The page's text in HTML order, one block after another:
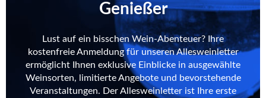
Genießer
Lust auf ein bisschen Wein-Abenteuer? Ihre
kostenfreie Anmeldung für unseren Allesweinletter
ermöglicht Ihnen exklusive Einblicke in ausgewählte
Weinsorten, limitierte Angebote und bevorstehende
Veranstaltungen. Der Allesweinletter ist Ihre erste